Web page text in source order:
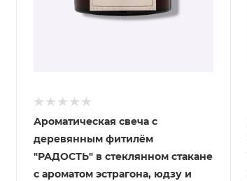
Ароматическая свеча с
деревянным фитилём
"РАДОСТЬ" в стеклянном стакане
с ароматом эстрагона, юдзу и